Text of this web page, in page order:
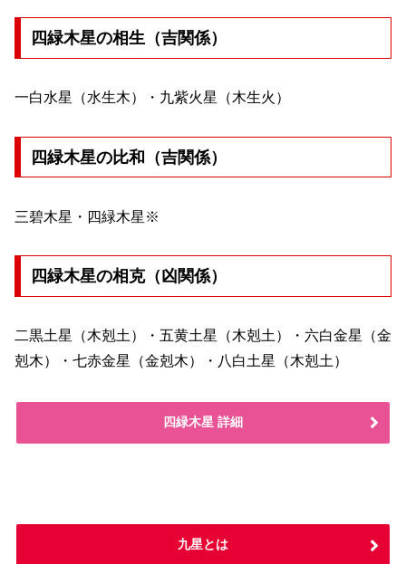
四緑木星の相生（吉関係）
一白水星（水生木）・九紫火星（木生火）
四緑木星の比和（吉関係）
三碧木星・四緑木星※
四緑木星の相克（凶関係）
二黒土星（木剋土）・五黄土星（木剋土）・六白金星（金
剋木）・七赤金星（金剋木）・八白土星（木剋土）
四緑木星 詳細
九星とは